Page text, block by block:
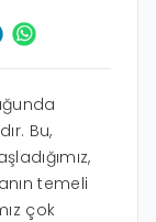
Bu,
temeli
çok